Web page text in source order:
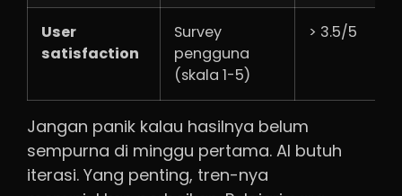
User
satisfaction
Survey
pengguna
(skala 1-5)
> 3.5/5
Jangan panik kalau hasilnya belum
sempurna di minggu pertama. AI butuh
iterasi. Yang penting, tren-nya